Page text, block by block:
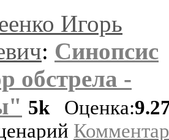
Игорь
: Синопсис
обстрела -
5k Оценка: